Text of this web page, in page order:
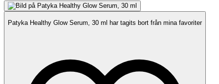
Patyka Healthy Glow Serum, 30 ml har tagits bort från mina favoriter